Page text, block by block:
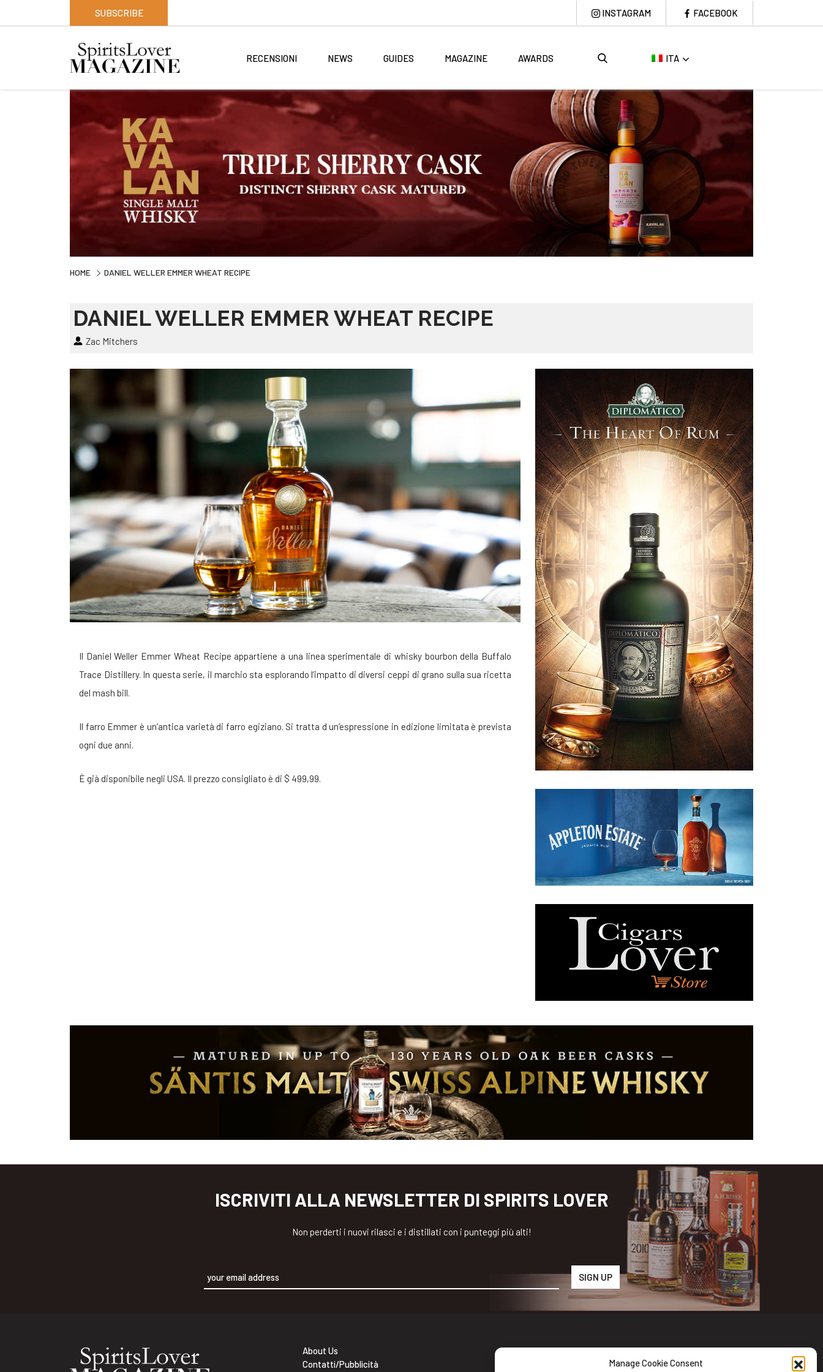
Manage Cookie Consent
SUBSCRIBE INSTAGRAM FACEBOOK
ITA
RECENSIONI NEWS GUIDES MAGAZINE AWARDS
HOME DANIEL WELLER EMMER WHEAT RECIPE
DANIEL WELLER EMMER WHEAT RECIPE
Zac Mitchers
Il Daniel Weller Emmer Wheat Recipe appartiene a una linea sperimentale di whisky bourbon della Buffalo
Trace Distillery. In questa serie, il marchio sta esplorando l’impatto di diversi ceppi di grano sulla sua ricetta
del mash bill.
Il farro Emmer è un’antica varietà di farro egiziano. Si tratta d un’espressione in edizione limitata è prevista
ogni due anni.
È già disponibile negli USA. Il prezzo consigliato è di $ 499,99.
ISCRIVITI ALLA NEWSLETTER DI SPIRITS LOVER
Non perderti i nuovi rilasci e i distillati con i punteggi più alti!
About Us
Contatti/Pubblicità